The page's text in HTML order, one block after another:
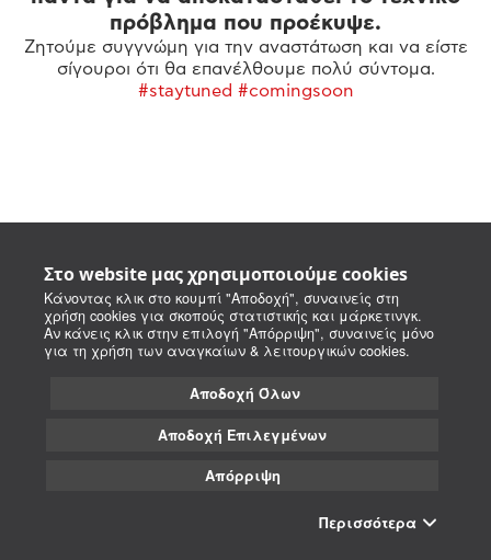
Στο website μας χρησιμοποιούμε cookies
Κάνοντας κλικ στο κουμπί "Αποδοχή", συναινείς στη
χρήση cookies για σκοπούς στατιστικής και μάρκετινγκ.
Αν κάνεις κλικ στην επιλογή "Απόρριψη", συναινείς μόνο
για τη χρήση των αναγκαίων & λειτουργικών cookies.
Αποδοχή Όλων
Αποδοχή Επιλεγμένων
Απόρριψη
Περισσότερα
πρόβλημα που προέκυψε.
Ζητούμε συγγνώμη για την αναστάτωση και να είστε
σίγουροι ότι θα επανέλθουμε πολύ σύντομα.
#staytuned #comingsoon